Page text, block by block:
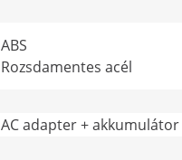
ABS
Rozsdamentes acél
AC adapter + akkumulátor